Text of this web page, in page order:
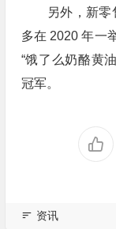
另外，新零售
多在 2020 年一
“饿了么奶酪黄
冠军。
资讯